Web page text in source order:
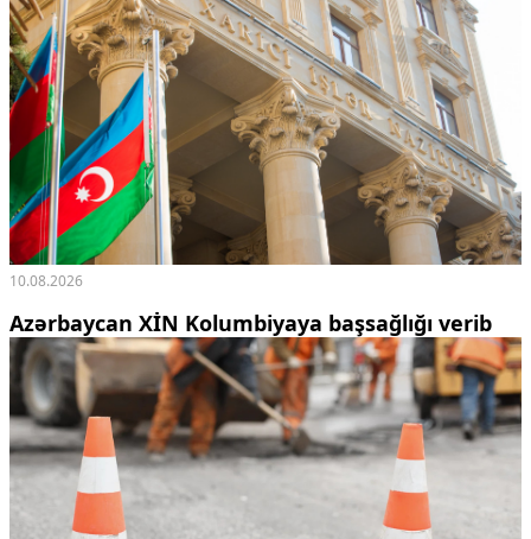
10.08.2026
Azərbaycan XİN Kolumbiyaya başsağlığı verib